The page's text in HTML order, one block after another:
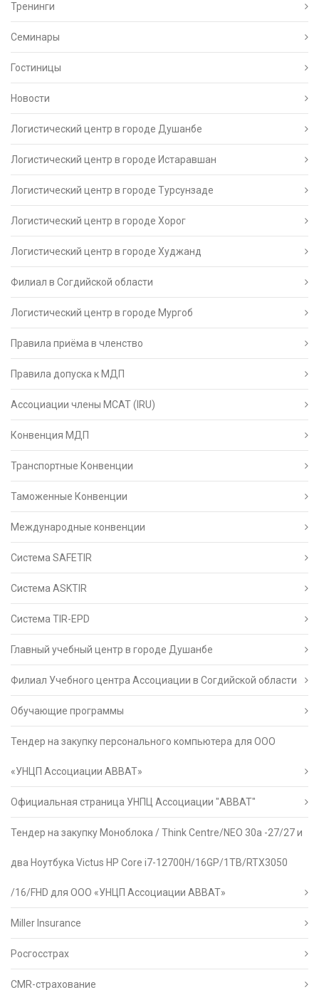
Тренинги
Семинары
Гостиницы
Новости
Логистический центр в городе Душанбе
Логистический центр в городе Истаравшан
Логистический центр в городе Турсунзаде
Логистический центр в городе Хорог
Логистический центр в городе Худжанд
Филиал в Согдийской области
Логистический центр в городе Мургоб
Правила приёма в членство
Правила допуска к МДП
Ассоциации члены МСАТ (IRU)
Конвенция МДП
Транспортные Конвенции
Таможенные Конвенции
Международные конвенции
Система SAFETIR
Система ASKTIR
Система TIR-EPD
Главный учебный центр в городе Душанбе
Филиал Учебного центра Ассоциации в Согдийской области
Обучающие программы
Тендер на закупку персонального компьютера для ООО
«УНЦП Ассоциации АВВАТ»
Официальная страница УНПЦ Ассоциации "АВВАТ"
Тендер на закупку Моноблока / Think Centre/NEO 30a -27/27 и
два Ноутбука Victus HP Core i7-12700H/16GP/1TB/RTX3050
/16/FHD для ООО «УНЦП Ассоциации АВВАТ»
Miller Insurance
Росгосстрах
CMR-страхование